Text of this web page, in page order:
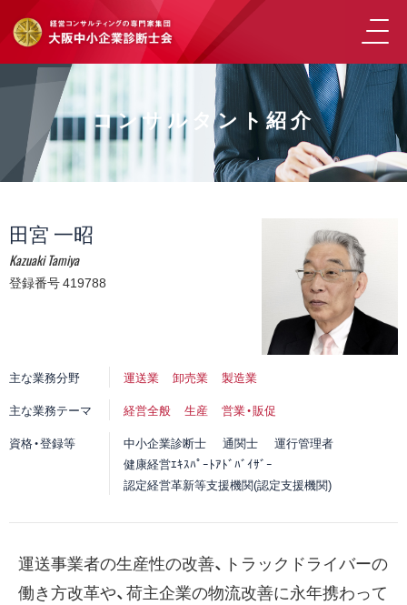
コンサルタント紹介
田宮 一昭
Kazuaki Tamiya
登録番号 419788
主な業務分野 運送業 卸売業
製造業
主な業務テーマ
経営全般 生産
営業・販促
資格・登録等
中小企業診断士 通関士
運行管理者
健康経営ｴｷｽﾊﾟｰﾄｱﾄﾞﾊﾞｲｻﾞｰ
認定経営革新等支援機関(認定支援機関)
運送事業者の生産性の改善、トラックドライバーの
働き方改革や、荷主企業の物流改善に永年携わって